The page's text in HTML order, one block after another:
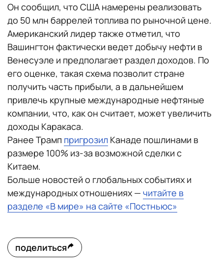
Он сообщил, что США намерены реализовать
до 50 млн баррелей топлива по рыночной цене.
Американский лидер также отметил, что
Вашингтон фактически ведет добычу нефти в
Венесуэле и предполагает раздел доходов. По
его оценке, такая схема позволит стране
получить часть прибыли, а в дальнейшем
привлечь крупные международные нефтяные
компании, что, как он считает, может увеличить
доходы Каракаса.
Ранее Трамп пригрозил Канаде пошлинами в
размере 100% из-за возможной сделки с
Китаем.
Больше новостей о глобальных событиях и
международных отношениях — читайте в
разделе «В мире» на сайте «Постньюс»
поделиться